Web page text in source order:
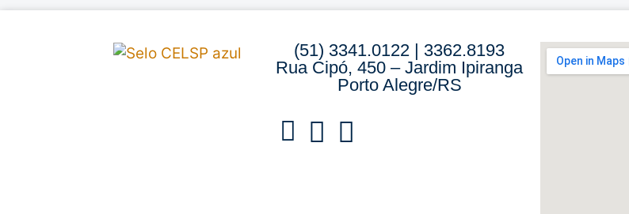
(51) 3341.0122 | 3362.8193
Rua Cipó, 450 – Jardim Ipiranga
Porto Alegre/RS